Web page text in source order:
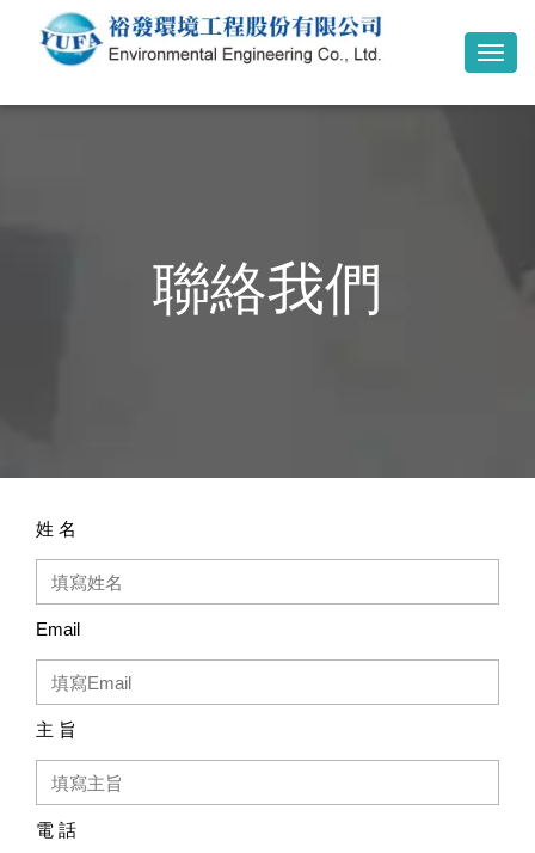
聯絡我們
姓 名
Email
主 旨
電 話